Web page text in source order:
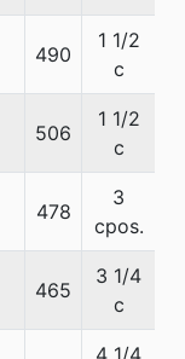
490
1 1/2
c
506
1 1/2
c
478
3
cpos.
465
3 1/4
c
4 1/4